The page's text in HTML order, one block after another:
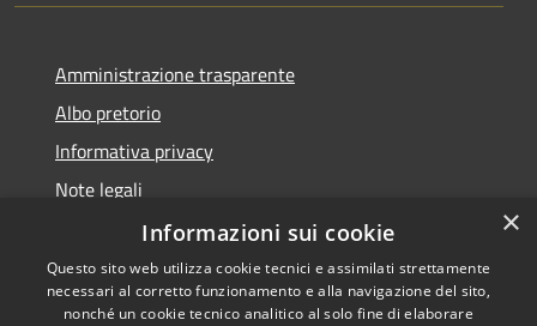
Amministrazione trasparente
Albo pretorio
Informativa privacy
Note legali
Dichiarazione di accessibilità
×
Informazioni sui cookie
Questo sito web utilizza cookie tecnici e assimilati strettamente
necessari al corretto funzionamento e alla navigazione del sito,
nonché un cookie tecnico analitico al solo fine di elaborare